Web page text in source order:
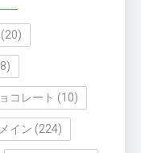
(20)
コレート (10)
イン (224)